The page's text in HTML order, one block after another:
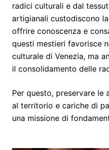
radici culturali e dal
artigianali custodiscono la
offrire conoscenza e
questi mestieri favorisce
culturale di Venezia, ma
il consolidamento delle
Per questo, preservare
al territorio e cariche di
una missione di